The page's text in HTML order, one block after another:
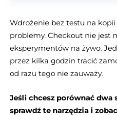
Wdrożenie bez testu na
problemy. Checkout nie jest
eksperymentów na żywo.
przez kilka godzin tracić
od razu tego nie zauważy.
Jeśli chcesz porównać dwa
sprawdź te narzędzia i